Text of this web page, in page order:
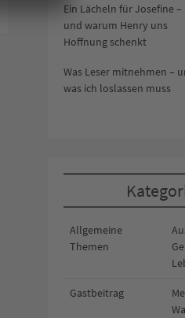
Ein Lächeln für Josefine –
und warum Henry uns
Hoffnung schenkt
Was Leser mitnehmen –
was ich loslassen muss
Allgemeine
Themen
Gastbeitrag